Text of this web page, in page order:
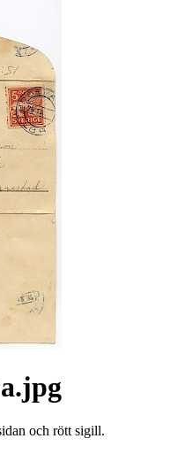
och rött sigill.